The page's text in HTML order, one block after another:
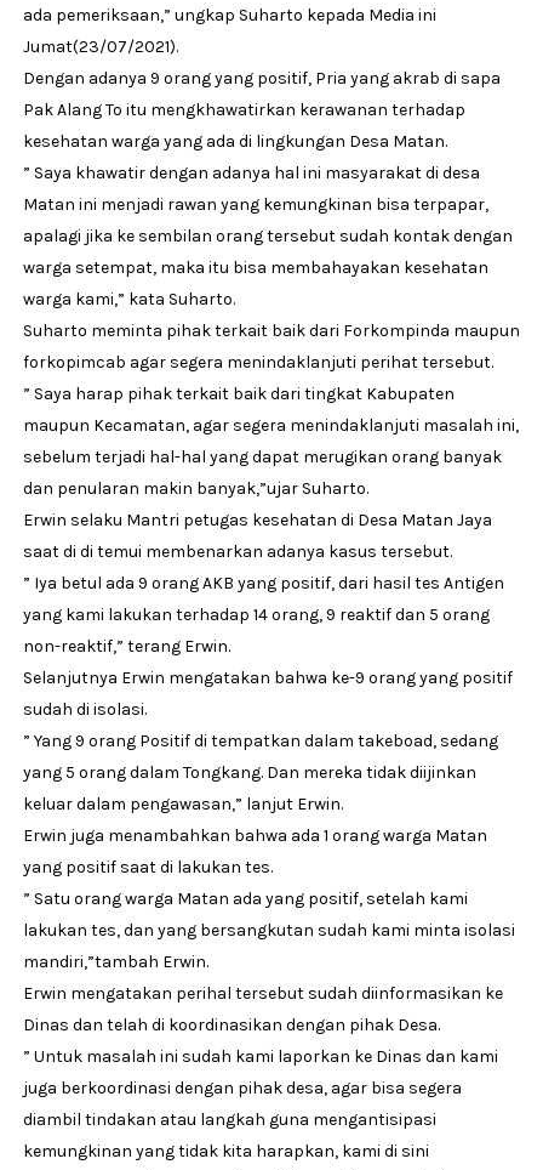
ada pemeriksaan,” ungkap Suharto kepada Media ini
Jumat(23/07/2021).
Dengan adanya 9 orang yang positif, Pria yang akrab di sapa
Pak Alang To itu mengkhawatirkan kerawanan terhadap
kesehatan warga yang ada di lingkungan Desa Matan.
” Saya khawatir dengan adanya hal ini masyarakat di desa
Matan ini menjadi rawan yang kemungkinan bisa terpapar,
apalagi jika ke sembilan orang tersebut sudah kontak dengan
warga setempat, maka itu bisa membahayakan kesehatan
warga kami,” kata Suharto.
Suharto meminta pihak terkait baik dari Forkompinda maupun
forkopimcab agar segera menindaklanjuti perihat tersebut.
” Saya harap pihak terkait baik dari tingkat Kabupaten
maupun Kecamatan, agar segera menindaklanjuti masalah ini,
sebelum terjadi hal-hal yang dapat merugikan orang banyak
dan penularan makin banyak,”ujar Suharto.
Erwin selaku Mantri petugas kesehatan di Desa Matan Jaya
saat di di temui membenarkan adanya kasus tersebut.
” Iya betul ada 9 orang AKB yang positif, dari hasil tes Antigen
yang kami lakukan terhadap 14 orang, 9 reaktif dan 5 orang
non-reaktif,” terang Erwin.
Selanjutnya Erwin mengatakan bahwa ke-9 orang yang positif
sudah di isolasi.
” Yang 9 orang Positif di tempatkan dalam takeboad, sedang
yang 5 orang dalam Tongkang. Dan mereka tidak diijinkan
keluar dalam pengawasan,” lanjut Erwin.
Erwin juga menambahkan bahwa ada 1 orang warga Matan
yang positif saat di lakukan tes.
” Satu orang warga Matan ada yang positif, setelah kami
lakukan tes, dan yang bersangkutan sudah kami minta isolasi
mandiri,”tambah Erwin.
Erwin mengatakan perihal tersebut sudah diinformasikan ke
Dinas dan telah di koordinasikan dengan pihak Desa.
” Untuk masalah ini sudah kami laporkan ke Dinas dan kami
juga berkoordinasi dengan pihak desa, agar bisa segera
diambil tindakan atau langkah guna mengantisipasi
kemungkinan yang tidak kita harapkan, kami di sini